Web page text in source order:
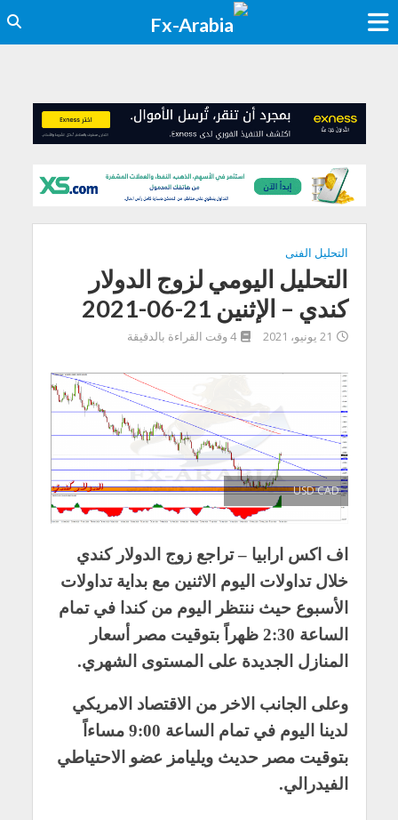
التحليل الفنى
التحليل اليومي لزوج الدولار
كندي – الإثنين 21-06-2021
21 يونيو، 2021 4 وقت القراءة بالدقيقة
USD CAD
اف اكس ارابيا – تراجع زوج الدولار كندي
خلال تداولات اليوم الاثنين مع بداية تداولات
الأسبوع حيث ننتظر اليوم من كندا في تمام
الساعة 2:30 ظهراً بتوقيت مصر أسعار
المنازل الجديدة على المستوى الشهري.
وعلى الجانب الاخر من الاقتصاد الامريكي
لدينا اليوم في تمام الساعة 9:00 مساءاً
بتوقيت مصر حديث ويليامز عضو الاحتياطي
الفيدرالي.